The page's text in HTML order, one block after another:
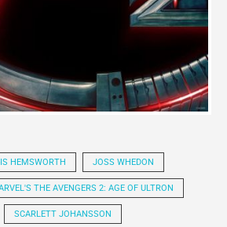
HEMSWORTH JOSS WHEDON
THE AVENGERS 2: AGE OF ULTRON
SCARLETT JOHANSSON